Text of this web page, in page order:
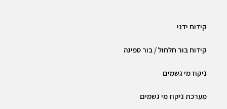
קידוח ידני
קידוח בור חלחול / בור ספיגה
ניקוז מי גשמים
מערכת ניקוז מי גשמים